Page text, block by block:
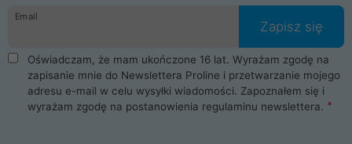
danych osobowych. Dlatego zakup notebooka albo laptopa w
ProLine to czysta przyjemność i pełne bezpieczeństwo.
Zaopatrzysz się u nas w akcesoria i części komputerowe
takie jak procesory, karty graficzne, płyty główne, pamięci,
dyski SSD, M.2 oraz HDD. Nasi pracownicy pomogą Ci wybrać
najlepszy zasilacz komputerowy oraz obudowę do komputera.
Poza komputerami mamy również najlepsze na rynku
Smartfony takich producentów jak Xiaomi, Apple, Samsung i
Email
Zapisz się
Oświadczam, że mam ukończone 16 lat. Wyrażam zgodę na
zapisanie mnie do Newslettera Proline i przetwarzanie mojego
adresu e-mail w celu wysyłki wiadomości. Zapoznałem się i
wyrażam zgodę na postanowienia regulaminu newslettera.